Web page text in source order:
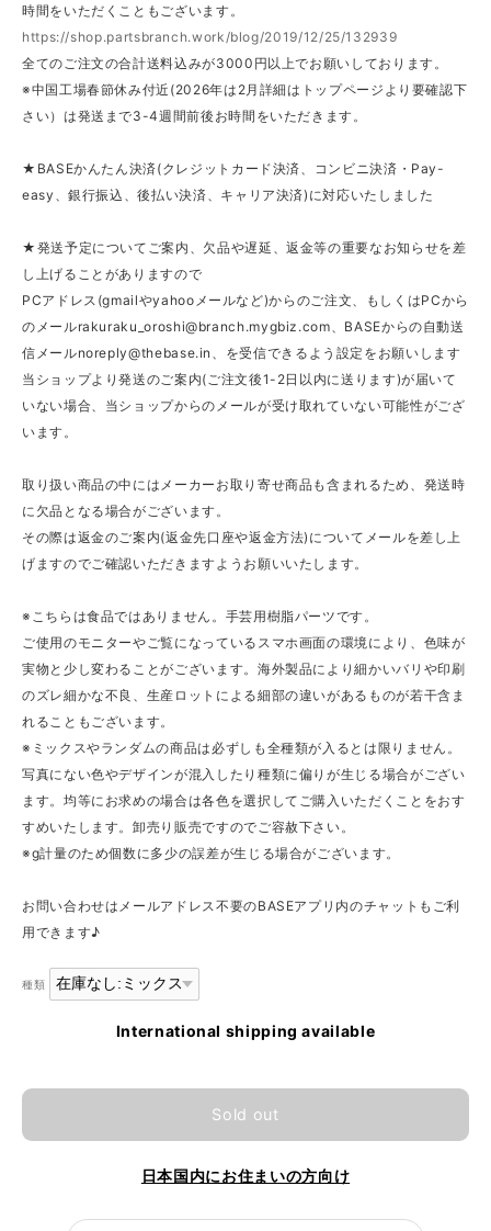
時間をいただくこともございます。
https://shop.partsbranch.work/blog/2019/12/25/132939
全てのご注文の合計送料込みが3000円以上でお願いしております。
※中国工場春節休み付近(2026年は2月詳細はトップページより要確認下
さい）は発送まで3-4週間前後お時間をいただきます。
★BASEかんたん決済(クレジットカード決済、コンビニ決済・Pay-
easy、銀行振込、後払い決済、キャリア決済)に対応いたしました
★発送予定についてご案内、欠品や遅延、返金等の重要なお知らせを差
し上げることがありますので
PCアドレス(gmailやyahooメールなど)からのご注文、もしくはPCから
のメールrakuraku_oroshi@branch.mygbiz.com 、BASEからの自動送
信メールnoreply@thebase.in
、を受信できるよう設定をお願いします
当ショップより発送のご案内(ご注文後1-2日以内に送ります)が届いて
いない場合、当ショップからのメールが受け取れていない可能性がござ
います。
取り扱い商品の中にはメーカーお取り寄せ商品も含まれるため、発送時
に欠品となる場合がございます。
その際は返金のご案内(返金先口座や返金方法)についてメールを差し上
げますのでご確認いただきますようお願いいたします。
※こちらは食品ではありません。手芸用樹脂パーツです。
ご使用のモニターやご覧になっているスマホ画面の環境により、色味が
実物と少し変わることがございます。海外製品により細かいバリや印刷
のズレ細かな不良、生産ロットによる細部の違いがあるものが若干含ま
れることもございます。
※ミックスやランダムの商品は必ずしも全種類が入るとは限りません。
写真にない色やデザインが混入したり種類に偏りが生じる場合がござい
ます。均等にお求めの場合は各色を選択してご購入いただくことをおす
すめいたします。卸売り販売ですのでご容赦下さい。
※g計量のため個数に多少の誤差が生じる場合がございます。
お問い合わせはメールアドレス不要のBASEアプリ内のチャットもご利
用できます♪
種類
International shipping available
Sold out
日本国内にお住まいの方向け